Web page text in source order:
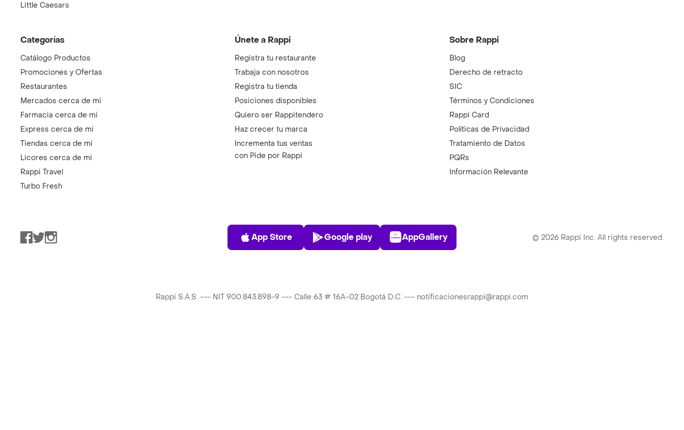
Little Caesars
Categorías
Catálogo Productos
Promociones y Ofertas
Restaurantes
Mercados cerca de mi
Farmacia cerca de mi
Express cerca de mi
Tiendas cerca de mi
Licores cerca de mi
Rappi Travel
Turbo Fresh
Únete a Rappi
Registra tu restaurante
Trabaja con nosotros
Registra tu tienda
Posiciones disponibles
Quiero ser Rappitendero
Haz crecer tu marca
Incrementa tus ventas
con Pide por Rappi
Sobre Rappi
Blog
Derecho de retracto
SIC
Términos y Condiciones
Rappi Card
Políticas de Privacidad
Tratamiento de Datos
PQRs
Información Relevante
Facebook
TwitterInstagram
App Store
App Store
Play Store
Google play
AppGallery
AppGallery © 2026 Rappi Inc. All rights reserved.
Rappi S.A.S. --- NIT 900.843.898-9 --- Calle 63 # 16A-02 Bogotá D.C. --- notificacionesrappi@rappi.com